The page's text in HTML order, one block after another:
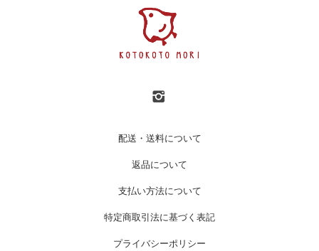
配送・送料について
返品について
支払い方法について
特定商取引法に基づく表記
プライバシーポリシー